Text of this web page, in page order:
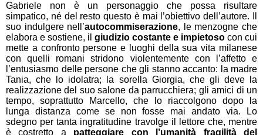
Gabriele non è un personaggio che possa risultare
simpatico, né del resto questo è mai l’obiettivo dell’autore. Il
suo indulgere nell’autocommiserazione, le menzogne che
elabora e sostiene, il giudizio costante e impietoso con cui
mette a confronto persone e luoghi della sua vita milanese
con quelli romani stridono violentemente con l’affetto e
l’entusiasmo delle persone che gli stanno accanto: la madre
Tania, che lo idolatra; la sorella Giorgia, che gli deve la
realizzazione del suo salone da parrucchiera; gli amici di un
tempo, soprattutto Marcello, che lo riaccolgono dopo la
lunga distanza come se non fosse mai andato via. Lo
sdegno per tanta ingratitudine travolge il lettore che, mentre
è costretto a patteggiare con l’umanità fragilità del